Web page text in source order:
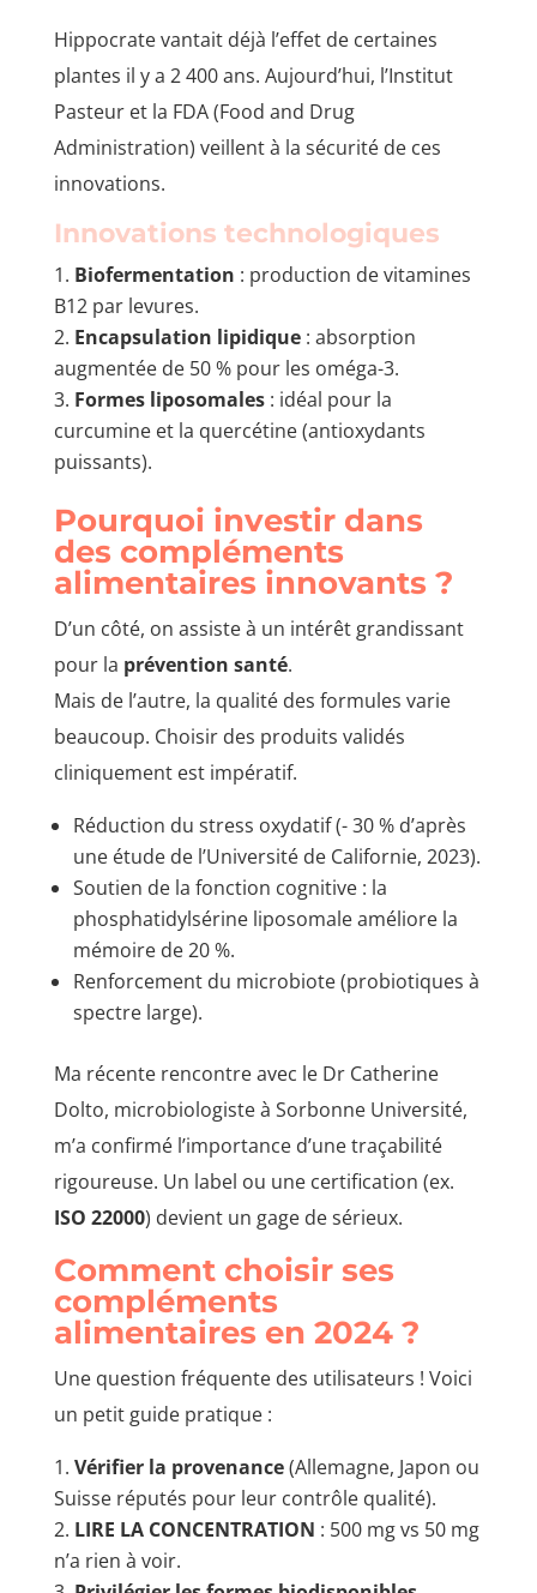
Hippocrate vantait déjà l’effet de certaines
plantes il y a 2 400 ans. Aujourd’hui, l’Institut
Pasteur et la FDA (Food and Drug
Administration) veillent à la sécurité de ces
innovations.
Innovations technologiques
Biofermentation : production de vitamines
B12 par levures.
Encapsulation lipidique: absorption
augmentée de 50 % pour les oméga-3.
Formes liposomales: idéal pour la
curcumine et la quercétine (antioxydants
puissants).
Pourquoi investir dans
des compléments
alimentaires innovants ?
D’un côté, on assiste à un intérêt grandissant
pour la prévention santé.
Mais de l’autre, la qualité des formules varie
beaucoup. Choisir des produits validés
cliniquement est impératif.
Réduction du stress oxydatif (- 30 % d’après
une étude de l’Université de Californie, 2023).
Soutien de la fonction cognitive : la
phosphatidylsérine liposomale améliore la
mémoire de 20 %.
Renforcement du microbiote (probiotiques à
spectre large).
Ma récente rencontre avec le Dr Catherine
Dolto, microbiologiste à Sorbonne Université,
m’a confirmé l’importance d’une traçabilité
rigoureuse. Un label ou une certification (ex.
ISO 22000) devient un gage de sérieux.
Comment choisir ses
compléments
alimentaires en 2024 ?
Une question fréquente des utilisateurs ! Voici
un petit guide pratique :
Vérifier la provenance(Allemagne, Japon ou
Suisse réputés pour leur contrôle qualité).
LIRE LA CONCENTRATION : 500 mg vs 50 mg
n’a rien à voir.